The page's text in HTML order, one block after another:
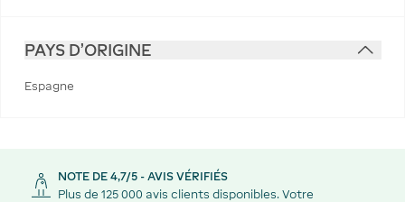
PAYS D'ORIGINE
Espagne
NOTE DE 4,7/5 - AVIS VÉRIFIÉS
Plus de 125 000 avis clients disponibles. Votre